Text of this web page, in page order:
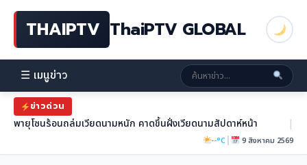
THAIPTV ThaiPTV GLOBAL
☰ เมนูข่าว
ข่าวด่วน
พายุโซนร้อนถล่มเวียดนามหนัก คาดขึ้นฝั่งเวียดนามสัปดาห์หน้า |
--°C| 9 สิงหาคม 2569